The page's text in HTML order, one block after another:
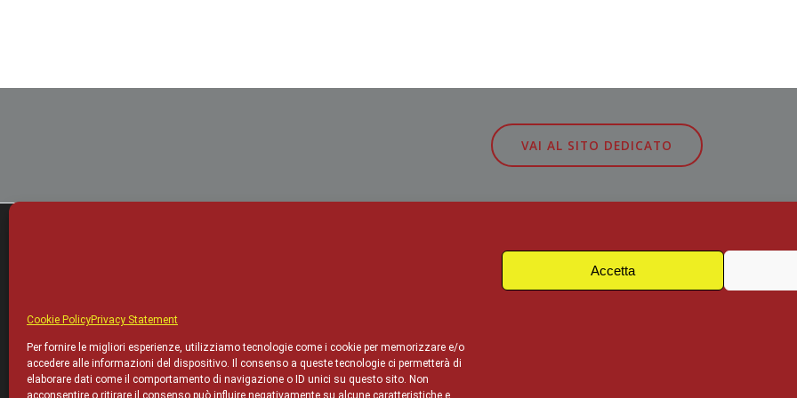
Per fornire le migliori esperienze, utilizziamo tecnologie come i cookie per memorizzare e/o
accedere alle informazioni del dispositivo. Il consenso a queste tecnologie ci permetterà di
elaborare dati come il comportamento di navigazione o ID unici su questo sito. Non
acconsentire o ritirare il consenso può influire negativamente su alcune caratteristiche e
Accetta
Cookie PolicyPrivacy Statement
VAI AL SITO DEDICATO
MSC Degrees
PHD